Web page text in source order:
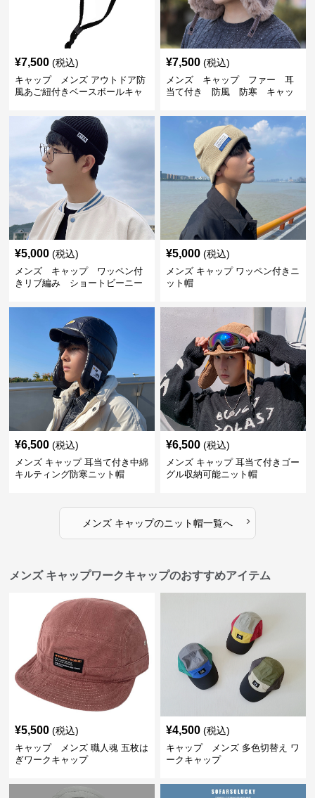
¥7,500 (税込)
キャップ メンズ アウトドア防
風あご紐付きベースボールキャ
¥7,500 (税込)
メンズ キャップ ファー 耳
当て付き 防風 防寒 キャッ
¥5,000 (税込)
メンズ キャップ ワッペン付
きリブ編み ショートビーニー
¥5,000 (税込)
メンズ キャップ ワッペン付きニ
ット帽
¥6,500 (税込)
メンズ キャップ 耳当て付き中綿
キルティング防寒ニット帽
¥6,500 (税込)
メンズ キャップ 耳当て付きゴー
グル収納可能ニット帽
メンズ キャップのニット帽一覧へ ›
メンズ キャップワークキャップのおすすめアイテム
¥5,500 (税込)
キャップ メンズ 職人魂 五枚は
ぎワークキャップ
¥4,500 (税込)
キャップ メンズ 多色切替え ワ
ークキャップ